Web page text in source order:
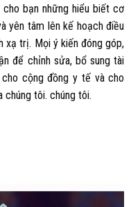
bạn những hiểu biết cơ
yên tâm lên kế hoạch điều
xạ trị. Mọi ý kiến đóng góp,
để chỉnh sửa, bổ sung tài
cộng đồng y tế và cho
chúng tôi. chúng tôi.